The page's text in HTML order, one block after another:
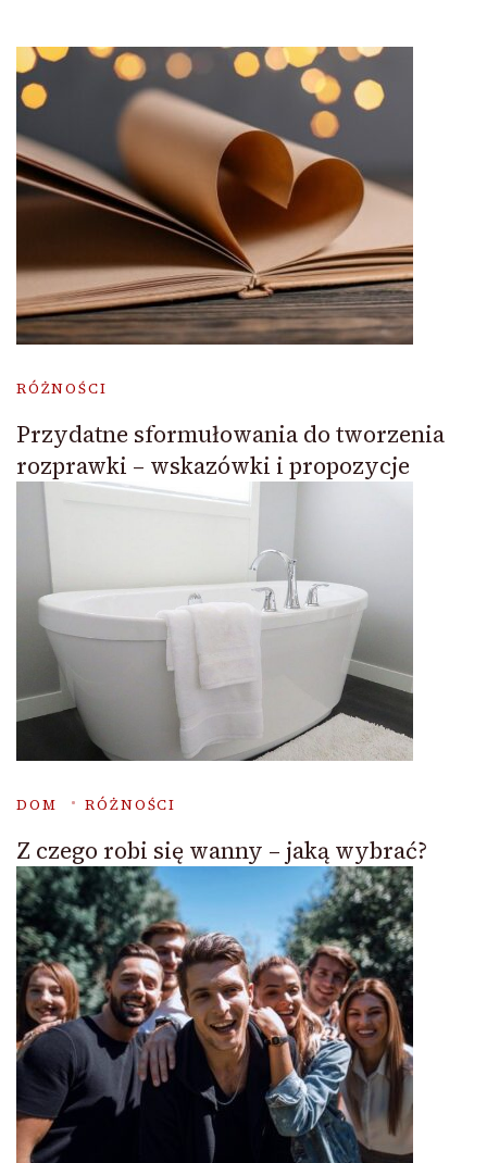
RÓŻNOŚCI
Przydatne sformułowania do tworzenia
rozprawki – wskazówki i propozycje
DOM RÓŻNOŚCI
Z czego robi się wanny – jaką wybrać?